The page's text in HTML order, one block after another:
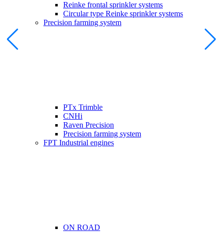
Reinke frontal sprinkler systems
Circular type Reinke sprinkler systems
Precision farming system
PTx Trimble
CNHi
Raven Precision
Precision farming system
FPT Industrial engines
ON ROAD